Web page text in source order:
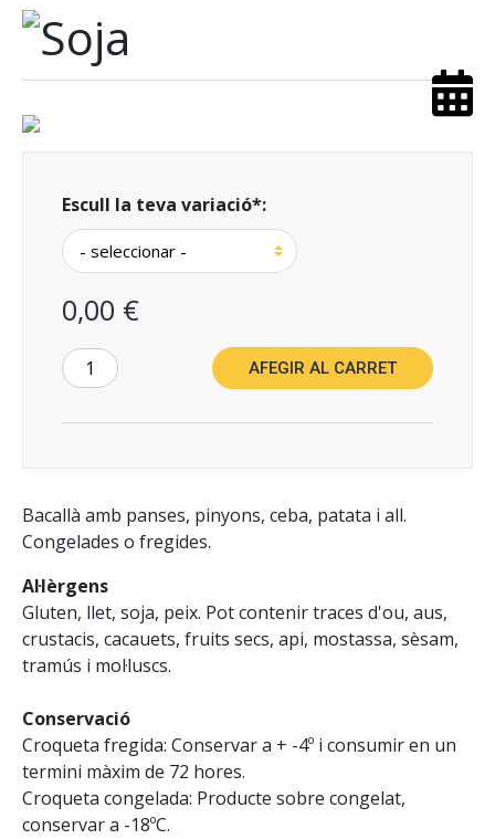
Escull la teva variació*:
0,00 €
AFEGIR AL CARRET
Bacallà amb panses, pinyons, ceba, patata i all.
Congelades o fregides.
Al·lèrgens
Gluten, llet, soja, peix. Pot contenir traces d'ou, aus,
crustacis, cacauets, fruits secs, api, mostassa, sèsam,
tramús i mol·luscs.
Conservació
Croqueta fregida: Conservar a + -4º i consumir en un
termini màxim de 72 hores.
Croqueta congelada: Producte sobre congelat,
conservar a -18ºC.